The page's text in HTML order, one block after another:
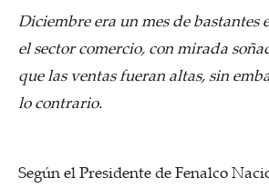
Diciembre era un mes de bastantes
el sector comercio, con mirada
que las ventas fueran altas, sin
lo contrario.
Según el Presidente de Fenalco